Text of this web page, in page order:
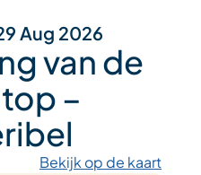
Aug 2026
van de
–
Bekijk op de kaart